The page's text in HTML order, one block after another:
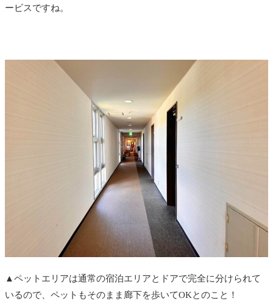
ービスですね。
▲ペットエリアは通常の宿泊エリアとドアで完全に分けられて
いるので、ペットもそのまま廊下を歩いてOKとのこと！